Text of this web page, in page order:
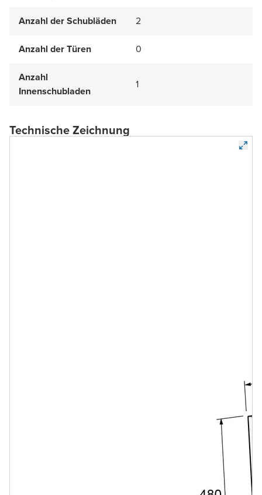
Anzahl der Schubläden 2
Anzahl der Türen 0
Anzahl
Innenschubladen
1
Technische Zeichnung